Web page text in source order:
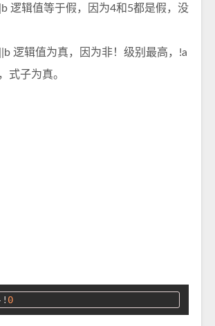
逻辑值等于假，因为4和5都是假，没
逻辑值为真，因为非！级别最高，!a
式子为真。
! 0